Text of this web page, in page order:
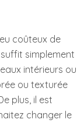
coûteux de
simplement
intérieurs ou
ou texturée
plus, il est
changer le